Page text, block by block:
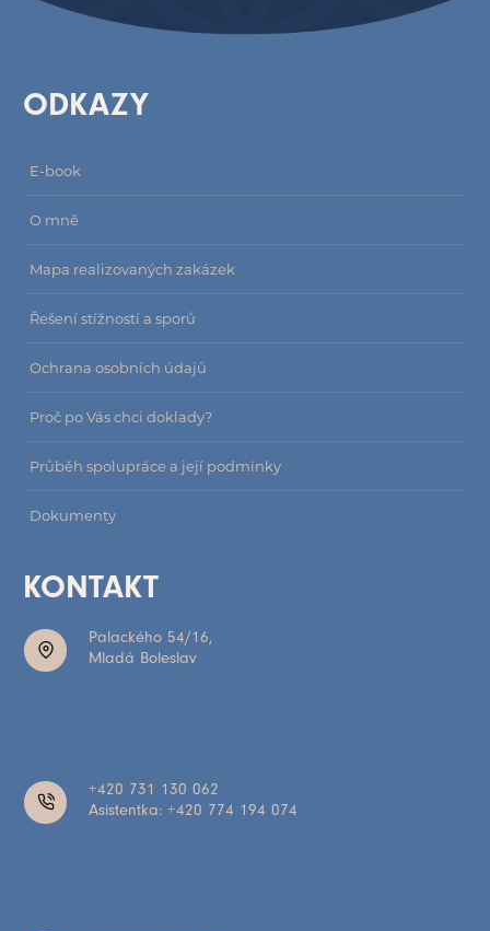
ODKAZY
E-book
O mně
Mapa realizovaných zakázek
Řešení stížností a sporů
Ochrana osobních údajů
Proč po Vás chci doklady?
Průběh spolupráce a její podmínky
Dokumenty
KONTAKT
Palackého 54/16,
Mladá Boleslav
+420 731 130 062
Asistentka: +420 774 194 074